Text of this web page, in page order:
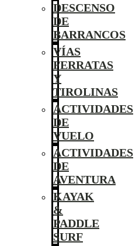
DESCENSO
DE
BARRANCOS
VÍAS
FERRATAS
Y
TIROLINAS
ACTIVIDADES
DE
VUELO
ACTIVIDADES
DE
AVENTURA
KAYAK
&
PADDLE
SURF